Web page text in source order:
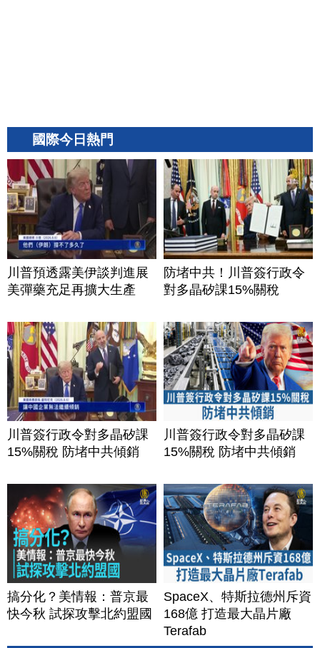
國際今日熱門
川普預透露美伊談判進展
美彈藥充足再擴大生產
防堵中共！川普簽行政令
對多晶矽課15%關稅
川普簽行政令對多晶矽課
15%關稅 防堵中共傾銷
川普簽行政令對多晶矽課
15%關稅 防堵中共傾銷
搞分化？美情報：普京最
快今秋 試探攻擊北約盟國
SpaceX、特斯拉德州斥資
168億 打造最大晶片廠
Terafab